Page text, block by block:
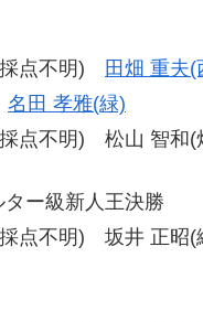
点不明)
田畑 重夫(
名田 孝雅(緑)
点不明) 松山 智和(
ー級新人王決勝
点不明) 坂井 正昭(